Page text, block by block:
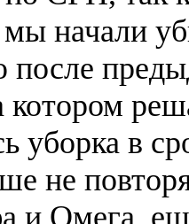
мы начали
после
котором
уборка в
не
и Омега